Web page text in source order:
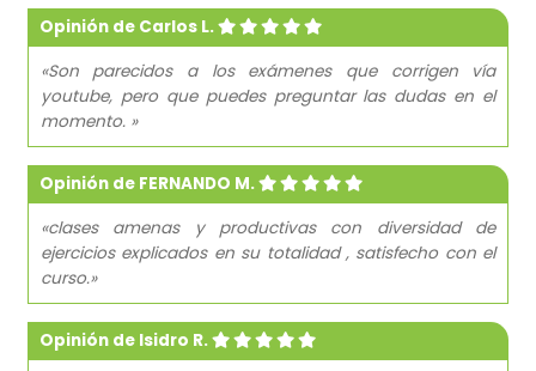
Opinión de Carlos L.
«Son parecidos a los exámenes que corrigen vía
youtube, pero que puedes preguntar las dudas en el
momento. »
Opinión de FERNANDO M.
«clases amenas y productivas con diversidad de
ejercicios explicados en su totalidad , satisfecho con el
curso.»
Opinión de Isidro R.